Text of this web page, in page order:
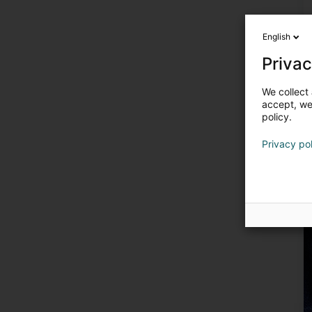
English
We
accept,
policy.
Privacy